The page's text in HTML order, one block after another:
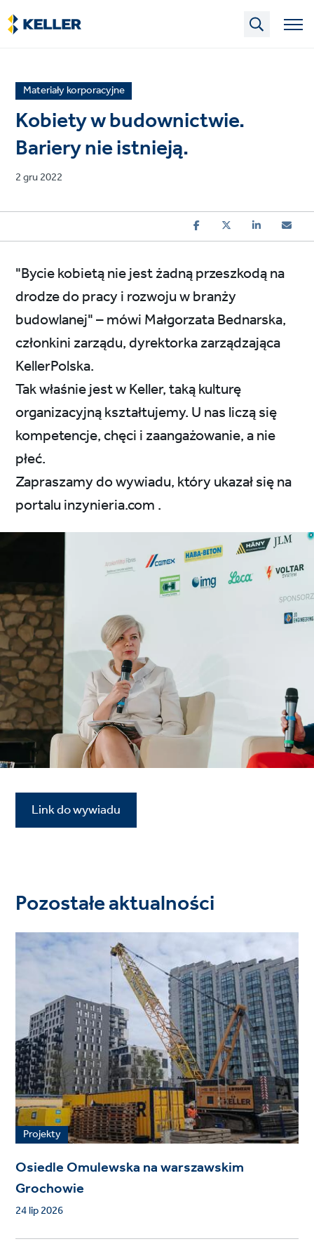
Skip
to
main
News
article
category
Materiały korporacyjne
Kobiety w budownictwie.
Bariery nie istnieją.
Published
2 gru 2022
"Bycie kobietą nie jest żadną przeszkodą na
drodze do pracy i rozwoju w branży
budowlanej" – mówi Małgorzata Bednarska,
członkini zarządu, dyrektorka zarządzająca
KellerPolska.
Tak właśnie jest w Keller, taką kulturę
organizacyjną kształtujemy. U nas liczą się
kompetencje, chęci i zaangażowanie, a nie
płeć.
Zapraszamy do wywiadu, który ukazał się na
portalu inzynieria.com .
Link do wywiadu
Pozostałe aktualności
Projekty
Osiedle Omulewska na warszawskim
Grochowie
24 lip 2026